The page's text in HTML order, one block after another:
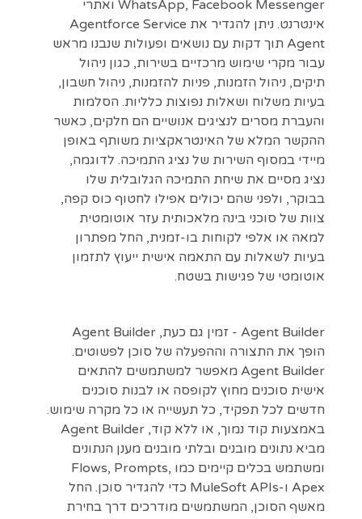
WhatsApp, Facebook Messenger ואתרי
אינטרנט. ניתן להגדיר את Agentforce Service
Agent תוך דקות עם נושאים ופעולות שנבנו מראש
עבור מקרי שימוש מרכזיים בשירות, כגון ניהול
תיקים, ניהול הזמנות, פניות להזמנות, ניהול חשבון,
בעיות משלוח ושאלות נפוצות כלליות. הסלמות
והעברת מסרים לנציגים אנושיים הם חלקים, כאשר
ההקשר המלא של האינטראקציות משותף באופן
מיידי במסוף השירות של נציג התמיכה. לדוגמה,
נציג מסיים את שיחת התמיכה הגלובלית שלו
בבוקר, ולפני שהם יכולים אפילו לחטוף כוס קפה,
צוות של סוכני בינה מלאכותית עזר אוטומטית
למאה או אלפי לקוחות בו-זמנית, החל מפתרון
בעיות לשאלות עם התאמה אישית ייעוץ לתזמון
אוטומטי של פגישות בשטח.
Agent Builder - זמין גם כעת, Agent Builder
הופך את התצורה וההפעלה של סוכן לפשוטים.
Agent Builder מאפשר למשתמשים להתאים
אישית סוכנים מחוץ לקופסה או לבנות סוכנים
חדשים לכל תפקיד, כל תעשייה או כל מקרה שימוש.
באמצעות קוד נמוך, או ללא קוד, Agent Builder
מביא נתונים מובנים ובלתי מובנים מענן הנתונים
ומשתמש בכלים קיימים כמו Flows, Prompts,
Apex ו-MuleSoft APIs כדי להגדיר סוכן. החל
מאשף הסוכן, המשתמשים מודרכים דרך בחירת